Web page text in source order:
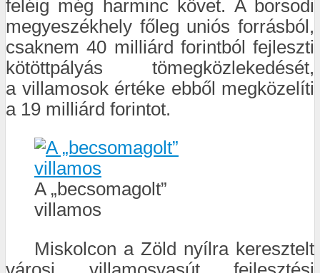
feléig még harminc követ. A borsodi
megyeszékhely főleg uniós forrásból,
csaknem 40 milliárd forintból fejleszti
kötöttpályás tömegközlekedését,
a villamosok értéke ebből megközelíti
a 19 milliárd forintot.
A „becsomagolt”
villamos
Miskolcon a Zöld nyílra keresztelt